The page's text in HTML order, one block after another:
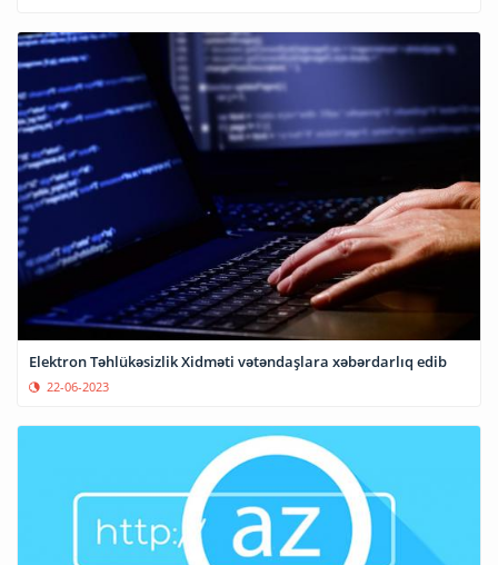
Elektron Təhlükəsizlik Xidməti vətəndaşlara xəbərdarlıq edib
22-06-2023